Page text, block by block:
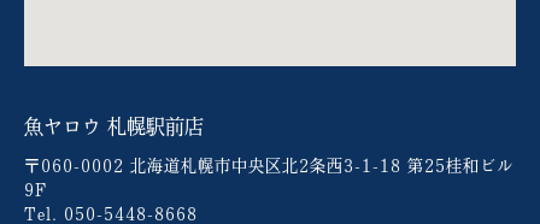
⿂ヤロウ 札幌駅前店
〒060-0002 北海道札幌市中央区北2条西3-1-18 第25桂和ビル
9F
Tel. 050-5448-8668